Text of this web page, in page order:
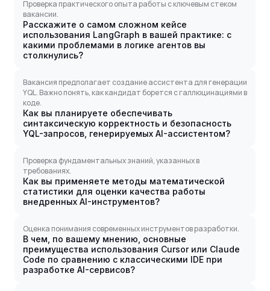
Проверка практического опыта работы с ключевым стеком
вакансии.
Расскажите о самом сложном кейсе
использования LangGraph в вашей практике: с
какими проблемами в логике агентов вы
столкнулись?
Вакансия предполагает создание ассистента для генерации
YQL. Важно понять, как кандидат борется с галлюцинациями в
коде.
Как вы планируете обеспечивать
синтаксическую корректность и безопасность
YQL-запросов, генерируемых AI-ассистентом?
Проверка фундаментальных знаний, указанных в
требованиях.
Как вы применяете методы математической
статистики для оценки качества работы
внедренных AI-инструментов?
Оценка понимания современных инструментов разработки.
В чем, по вашему мнению, основные
преимущества использования Cursor или Claude
Code по сравнению с классическими IDE при
разработке AI-сервисов?